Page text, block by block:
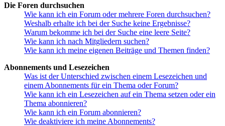
Die Foren durchsuchen
Wie kann ich ein Forum oder mehrere Foren durchsuchen?
Weshalb erhalte ich bei der Suche keine Ergebnisse?
Warum bekomme ich bei der Suche eine leere Seite?
Wie kann ich nach Mitgliedern suchen?
Wie kann ich meine eigenen Beiträge und Themen finden?
Abonnements und Lesezeichen
Was ist der Unterschied zwischen einem Lesezeichen und
einem Abonnements für ein Thema oder Forum?
Wie kann ich ein Lesezeichen auf ein Thema setzen oder ein
Thema abonnieren?
Wie kann ich ein Forum abonnieren?
Wie deaktiviere ich meine Abonnements?